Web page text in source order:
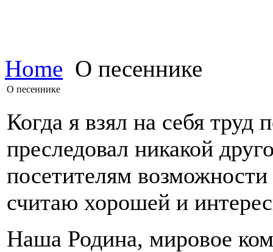
Home О песеннике
О песеннике
Когда я взял на себя труд
преследовал никакой
посетителям
считаю хорошей и
Наша Родина, мировое